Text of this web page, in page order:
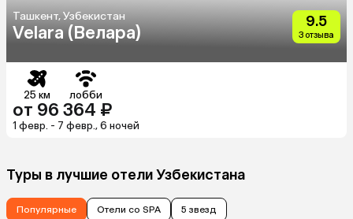
Ташкент, Узбекистан
Velara (Велара)
9.5
3 отзыва
25 км лобби
от 96 364 ₽
1 февр. - 7 февр., 6 ночей
Туры в лучшие отели Узбекистана
Популярные Отели со SPA 5 звезд